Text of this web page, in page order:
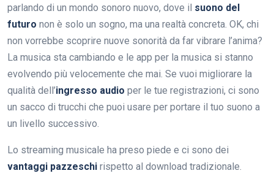
parlando di un mondo sonoro nuovo, dove il suono del
futuro non è solo un sogno, ma una realtà concreta. OK, chi
non vorrebbe scoprire nuove sonorità da far vibrare l’anima?
La musica sta cambiando e le app per la musica si stanno
evolvendo più velocemente che mai. Se vuoi migliorare la
qualità dell’ingresso audio per le tue registrazioni, ci sono
un sacco di trucchi che puoi usare per portare il tuo suono a
un livello successivo.
Lo streaming musicale ha preso piede e ci sono dei
vantaggi pazzeschi rispetto al download tradizionale.